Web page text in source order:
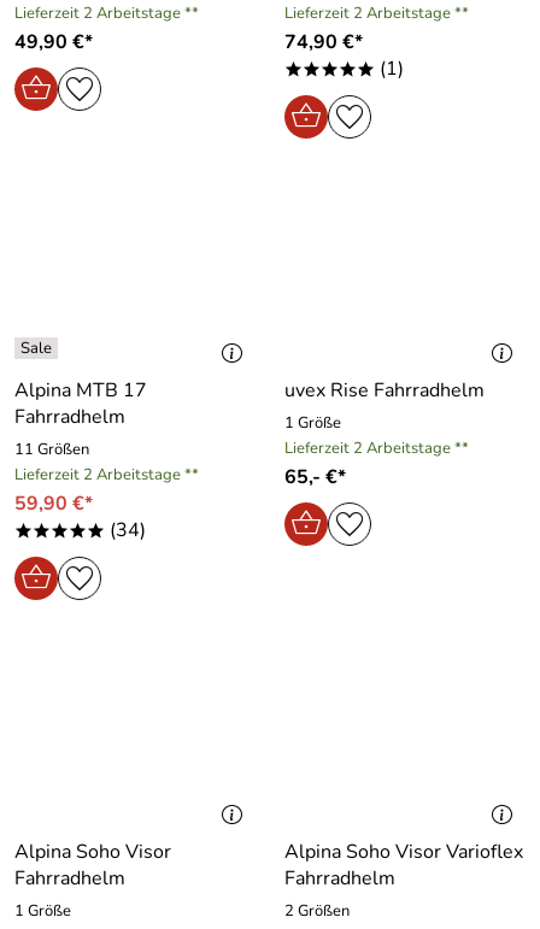
Lieferzeit 2 Arbeitstage **
49,90 €*
Lieferzeit 2 Arbeitstage **
74,90 €*
***** (1)
Alpina MTB 17
Fahrradhelm
11 Größen
Lieferzeit 2 Arbeitstage **
59,90 €*
***** (34)
uvex Rise Fahrradhelm
1 Größe
Lieferzeit 2 Arbeitstage **
65,- €*
Alpina Soho Visor
Fahrradhelm
1 Größe
Alpina Soho Visor Varioflex
Fahrradhelm
2 Größen